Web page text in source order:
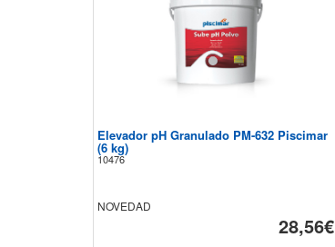
Elevador pH Granulado PM-632 Piscimar
(6 kg)
10476
NOVEDAD
28,56€